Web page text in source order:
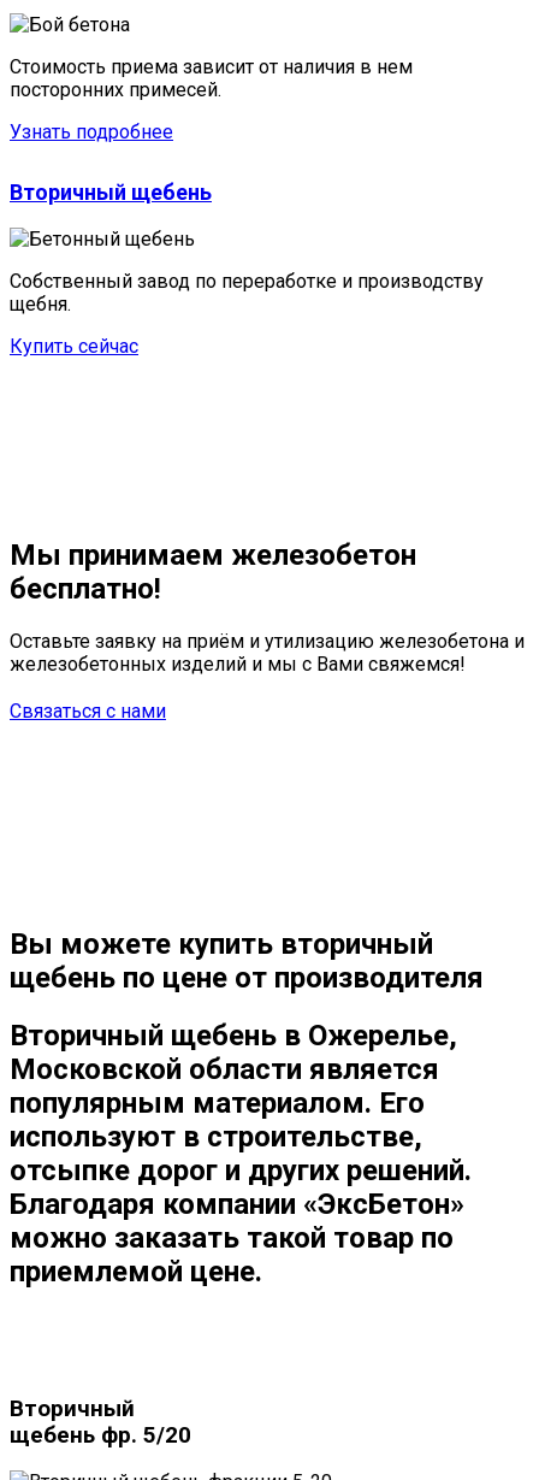
Стоимость приема зависит от наличия в нем
посторонних примесей.
Узнать подробнее
Вторичный щебень
Собственный завод по переработке и производству
щебня.
Купить сейчас
Мы принимаем железобетон
бесплатно!
Оставьте заявку на приём и утилизацию железобетона и
железобетонных изделий и мы с Вами свяжемся!
Связаться с нами
Вы можете купить вторичный
щебень по цене от производителя
Вторичный щебень в Ожерелье,
Московской области является
популярным материалом. Его
используют в строительстве,
отсыпке дорог и других решений.
Благодаря компании «ЭксБетон»
можно заказать такой товар по
приемлемой цене.
Вторичный
щебень фр. 5/20